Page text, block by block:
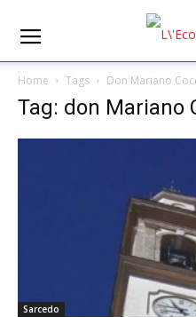
Home Tags Don Mariano
Tag: don Mariano
Sarcedo